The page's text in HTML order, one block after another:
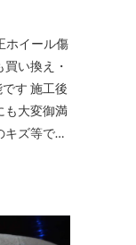
ホイール傷
い換え・
す 施工後
も大変御満
キズ等で…